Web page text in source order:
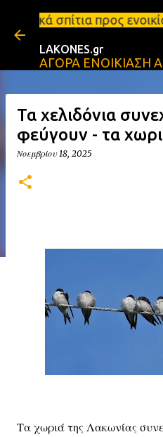
Μετάβαση στο
ενοικίαση στη
LAKONES.gr
ΑΓΟΡΑ ΕΝΟΙΚΙΑΣΗ
Τα χελιδόνια
φεύγουν - τα
Νοεμβρίου 18, 2025
Τα χωριά της Λακωνίας